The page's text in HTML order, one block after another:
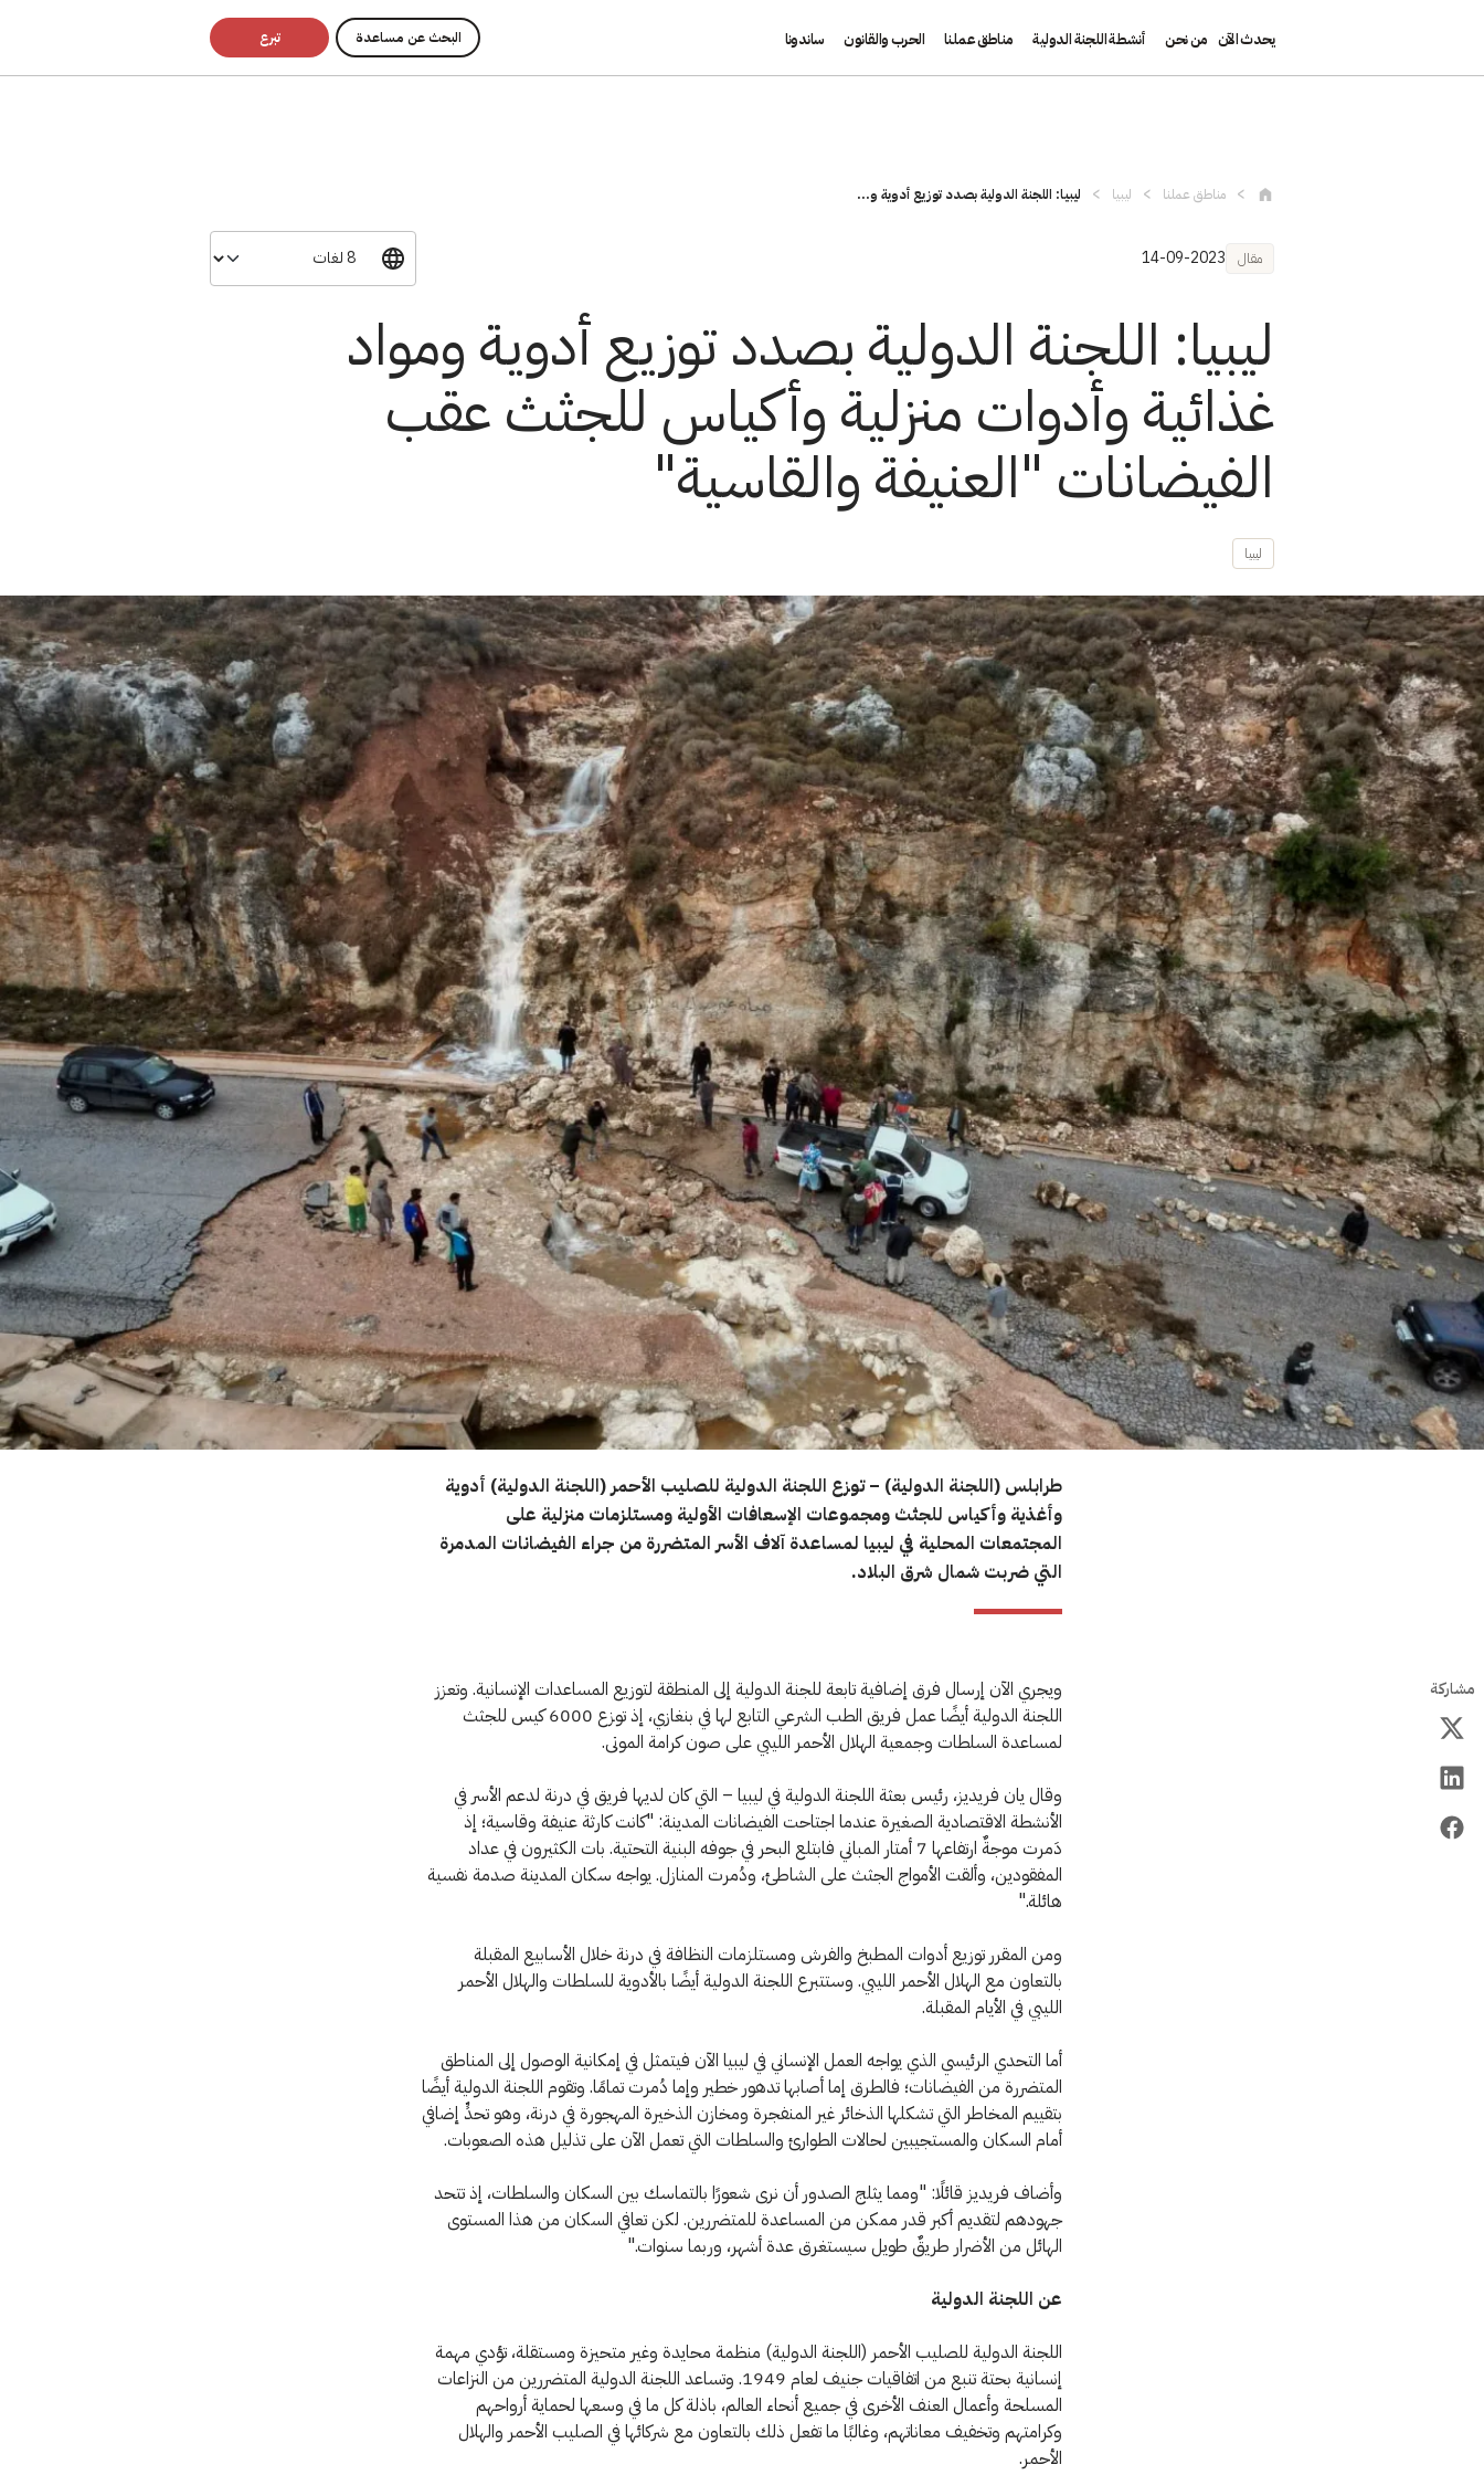
يحدث الآن من نحن أنشطة اللجنة الدولية مناطق عملنا الحرب والقانون ساندونا البحث عن مساعدة تبرع
مناطق عملنا ليبيا ليبيا: اللجنة الدولية بصدد توزيع أدوية و...
مقال 14-09-2023
ليبيا: اللجنة الدولية بصدد توزيع أدوية ومواد
غذائية وأدوات منزلية وأكياس للجثث عقب
الفيضانات "العنيفة والقاسية"
ليبيا
طرابلس (اللجنة الدولية) – توزع اللجنة الدولية للصليب الأحمر (اللجنة الدولية) أدوية
وأغذية وأكياس للجثث ومجموعات الإسعافات الأولية ومستلزمات منزلية على
المجتمعات المحلية في ليبيا لمساعدة آلاف الأسر المتضررة من جراء الفيضانات المدمرة
التي ضربت شمال شرق البلاد.
مشاركة
ويجري الآن إرسال فرق إضافية تابعة للجنة الدولية إلى المنطقة لتوزيع المساعدات الإنسانية. وتعزز
اللجنة الدولية أيضًا عمل فريق الطب الشرعي التابع لها في بنغازي، إذ توزع 6000 كيس للجثث
لمساعدة السلطات وجمعية الهلال الأحمر الليبي على صون كرامة الموتى.
وقال يان فريديز، رئيس بعثة اللجنة الدولية في ليبيا – التي كان لديها فريق في درنة لدعم الأسر في
الأنشطة الاقتصادية الصغيرة عندما اجتاحت الفيضانات المدينة: "كانت كارثة عنيفة وقاسية؛ إذ
دَمرت موجةٌ ارتفاعها 7 أمتار المباني فابتلع البحر في جوفه البنية التحتية. بات الكثيرون في عداد
المفقودين، وألقت الأمواج الجثث على الشاطئ، ودُمرت المنازل. يواجه سكان المدينة صدمة نفسية
هائلة."
ومن المقرر توزيع أدوات المطبخ والفرش ومستلزمات النظافة في درنة خلال الأسابيع المقبلة
بالتعاون مع الهلال الأحمر الليبي. وستتبرع اللجنة الدولية أيضًا بالأدوية للسلطات والهلال الأحمر
الليبي في الأيام المقبلة.
أما التحدي الرئيسي الذي يواجه العمل الإنساني في ليبيا الآن فيتمثل في إمكانية الوصول إلى المناطق
المتضررة من الفيضانات؛ فالطرق إما أصابها تدهور خطير وإما دُمرت تمامًا. وتقوم اللجنة الدولية أيضًا
بتقييم المخاطر التي تشكلها الذخائر غير المنفجرة ومخازن الذخيرة المهجورة في درنة، وهو تحدٍّ إضافي
أمام السكان والمستجيبين لحالات الطوارئ والسلطات التي تعمل الآن على تذليل هذه الصعوبات.
وأضاف فريديز قائلًا: "ومما يثلج الصدور أن نرى شعورًا بالتماسك بين السكان والسلطات، إذ تتحد
جهودهم لتقديم أكبر قدر ممكن من المساعدة للمتضررين. لكن تعافي السكان من هذا المستوى
الهائل من الأضرار طريقٌ طويل سيستغرق عدة أشهر، وربما سنوات."
عن اللجنة الدولية
اللجنة الدولية للصليب الأحمر (اللجنة الدولية) منظمة محايدة وغير متحيزة ومستقلة، تؤدي مهمة
إنسانية بحتة تنبع من اتفاقيات جنيف لعام 1949. وتساعد اللجنة الدولية المتضررين من النزاعات
المسلحة وأعمال العنف الأخرى في جميع أنحاء العالم، باذلة كل ما في وسعها لحماية أرواحهم
وكرامتهم وتخفيف معاناتهم، وغالبًا ما تفعل ذلك بالتعاون مع شركائها في الصليب الأحمر والهلال
الأحمر.